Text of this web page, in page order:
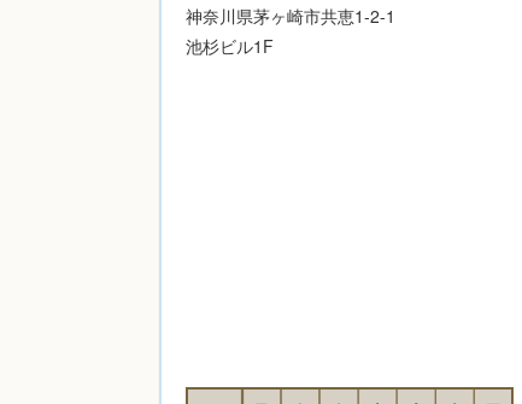
神奈川県茅ヶ崎市共恵1-2-1
池杉ビル1F